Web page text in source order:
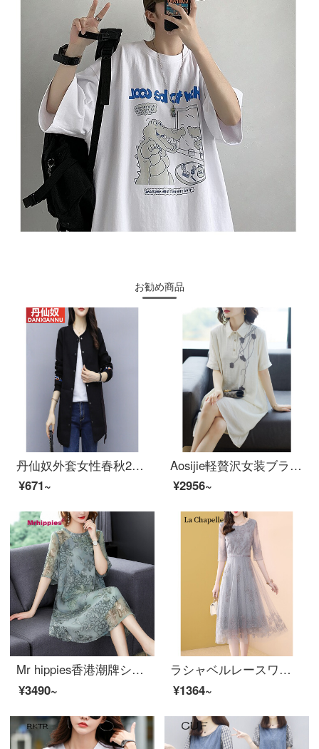
お勧め商品
丹仙奴外套女性春秋2020新型の中に、長いカジュアルジャケットと韓国版のゆったりしたサイズの婦人服bf刺繍野球服黒Lは111-125斤をお勧めします。
¥671~
Aosijie軽贅沢女装ブランド綿麻紗ワンピス女性半袖2021年夏新着商品大コード減齢ファッションの中でローングカート気質がたっぷりで痩せやすいローリングカートベージュL
¥2956~
Mr hippies香港潮牌シフォンワンピス2021新商品の夏の雰囲気がゆったりしている韓国版の大きいサイズの婦人服を着ています。
¥3490~
ラシャベルレースワンピス2021年夏ファッション気质が优雅でシンプルで、プリントが见える痩せっぷりカーバーお腹の中に长いスカウトA字スカート女装网纱钉珠灰色（サイズはM.L.XL.XXX.2 XL.3 XL）注文书き込みサイズや相谈会社です。
¥1364~